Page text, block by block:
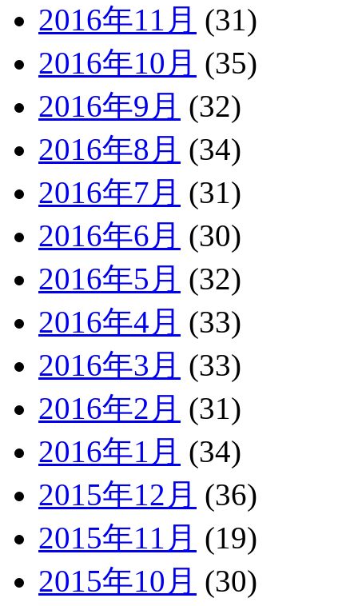
2016年11月 (31)
2016年10月 (35)
2016年9月 (32)
2016年8月 (34)
2016年7月 (31)
2016年6月 (30)
2016年5月 (32)
2016年4月 (33)
2016年3月 (33)
2016年2月 (31)
2016年1月 (34)
2015年12月 (36)
2015年11月 (19)
2015年10月 (30)